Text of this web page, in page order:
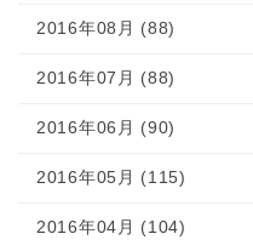
2016年08月 (88)
2016年07月 (88)
2016年06月 (90)
2016年05月 (115)
2016年04月 (104)